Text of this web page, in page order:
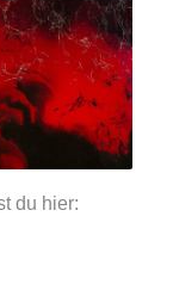
du hier: